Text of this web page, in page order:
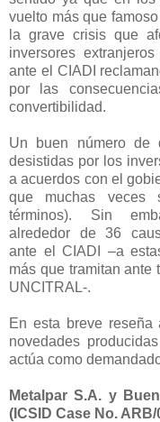
vuelto más que
la grave crisis que
inversores
ante el CIADI
por las
convertibilidad.
Un buen número de
desistidas por los
a acuerdos con el
que muchas veces
términos). Sin
alrededor de 36
ante el CIADI –a
más que tramitan
UNCITRAL-.
En esta breve reseña
novedades
actúa como
Metalpar S.A. y
(ICSID Case No. ARB/